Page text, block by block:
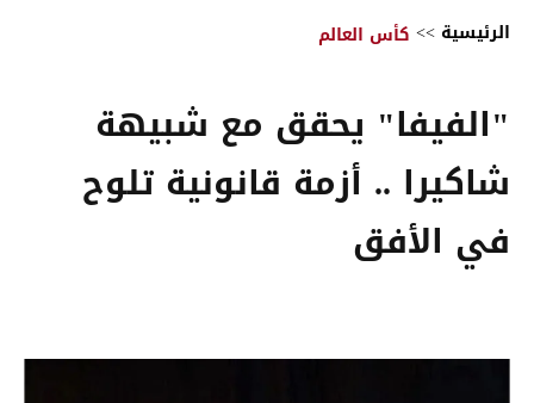
الرئيسية >> كأس العالم
"الفيفا" يحقق مع شبيهة
شاكيرا .. أزمة قانونية تلوح
في الأفق